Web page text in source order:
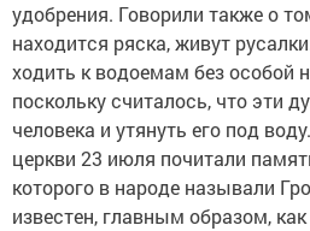
удобрения. Говорили также о
находится ряска, живут
ходить к водоемам без особой
поскольку считалось, что эти
человека и утянуть его под
церкви 23 июля почитали
которого в народе называли
известен, главным образом,